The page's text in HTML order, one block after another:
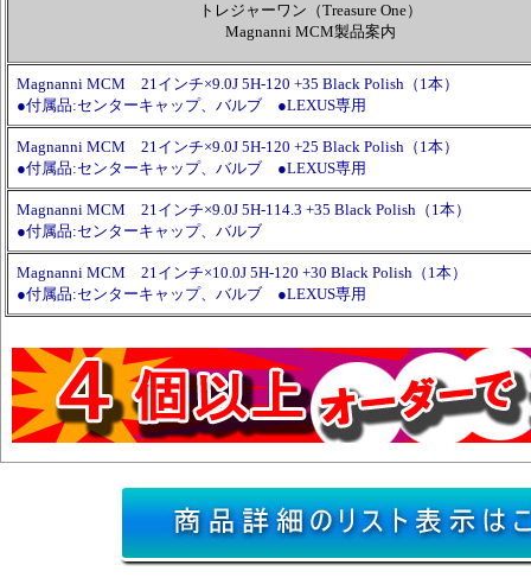
トレジャーワン（Treasure One）
Magnanni MCM製品案内
Magnanni MCM 21インチ×9.0J 5H-120 +35 Black Polish（1本）
●付属品:センターキャップ、バルブ ●LEXUS専用
Magnanni MCM 21インチ×9.0J 5H-120 +25 Black Polish（1本）
●付属品:センターキャップ、バルブ ●LEXUS専用
Magnanni MCM 21インチ×9.0J 5H-114.3 +35 Black Polish（1本）
●付属品:センターキャップ、バルブ
Magnanni MCM 21インチ×10.0J 5H-120 +30 Black Polish（1本）
●付属品:センターキャップ、バルブ ●LEXUS専用